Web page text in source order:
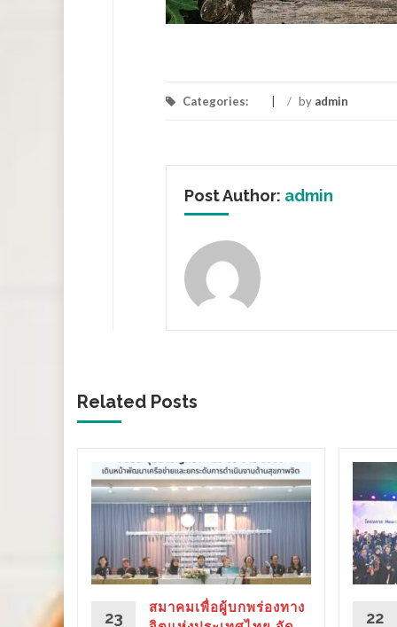
Categories: / by admin
Post Author: admin
Related Posts
23
สมาคมเพื่อผู้บกพร่องทาง
22